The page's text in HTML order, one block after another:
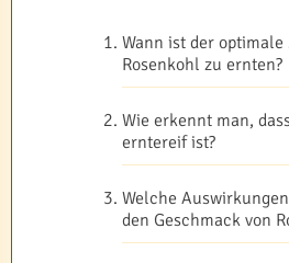
Wann ist der
Rosenkohl zu ernten?
Wie erkennt man,
erntereif ist?
Welche
den Geschmack von